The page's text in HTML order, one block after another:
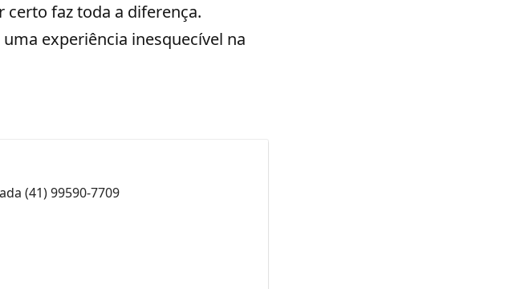
certo faz toda a diferença.
experiência inesquecível na
(41) 99590-7709